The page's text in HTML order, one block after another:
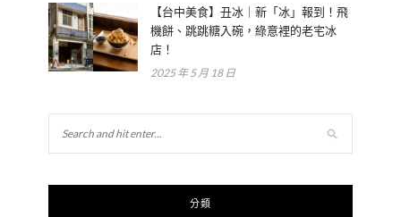
【台中美食】丑冰｜新「冰」報到！飛
機餅、跳跳糖入碗，綠意裡的老宅冰
店！
2025 年 5 月 18 日
分類